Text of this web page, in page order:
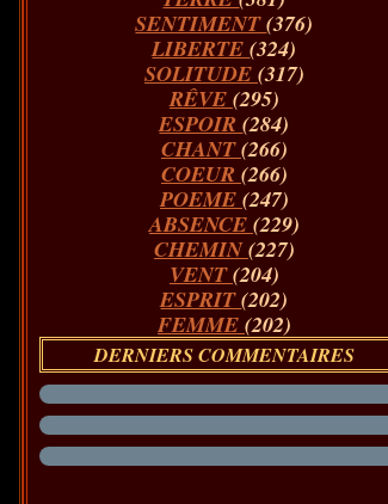
SENTIMENT(376)
LIBERTE(324)
SOLITUDE (317)
RÊVE (295)
ESPOIR(284)
CHANT(266)
COEUR (266)
POEME (247)
ABSENCE (229)
CHEMIN(227)
VENT(204)
ESPRIT(202)
FEMME (202)
DERNIERS COMMENTAIRES